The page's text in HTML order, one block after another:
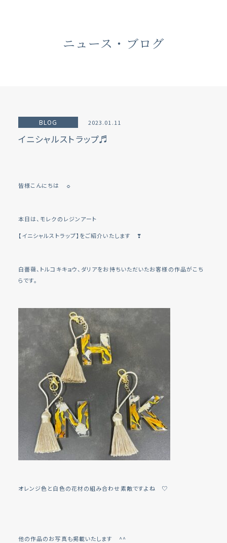
ニュース・ブログ
BLOG 2023.01.11
イニシャルストラップ♬
皆様こんにちは ☼
本日は、モレクのレジンアート
【イニシャルストラップ】をご紹介いたします ❣
白薔薇、トルコキキョウ、ダリアをお持ちいただいたお客様の作品がこち
らです。
オレンジ色と白色の花材の組み合わせ素敵ですよね ♡
他の作品のお写真も掲載いたします ^^